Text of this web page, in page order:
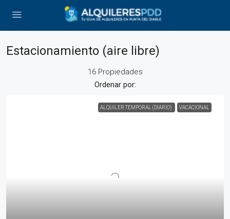
Estacionamiento (aire libre)
16 Propiedades
Ordenar por:
ALQUILER TEMPORAL (DIARIO) VACACIONAL